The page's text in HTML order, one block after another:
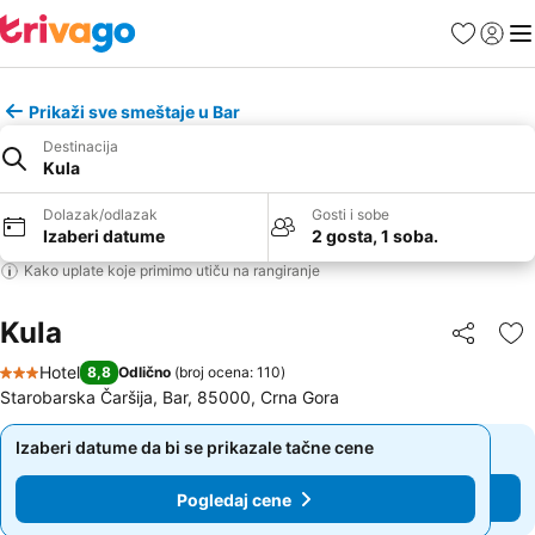
FavoritiPrijavi
Prikaži sve smeštaje u Bar
Destinacija
Kula
Dolazak/odlazak
Izaberi datume
Gosti i sobe
2 gosta, 1 soba.
Kako uplate koje primimo utiču na rangiranje
Kula Deli
3 Zvezdice
Hotel 8,8 Odlično (broj ocena: 110)
Starobarska Čaršija, Bar, 85000, Crna Gora
Izaberi datume da bi se prikazale tačne cene
Pogledaj cene
Izaberi datume da bi se prikazale tačne cene
Pogledaj cene